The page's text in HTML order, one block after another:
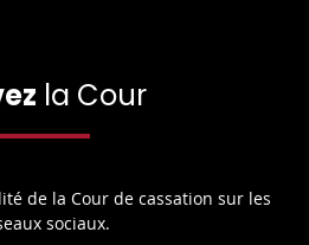
la Cour
de la Cour de cassation sur les
sociaux.